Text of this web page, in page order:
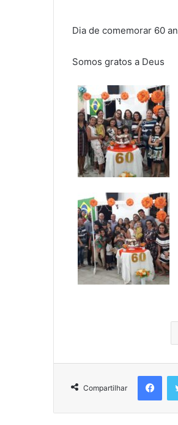
Dia de comemorar 60
Somos gratos a Deus
Compartilhar